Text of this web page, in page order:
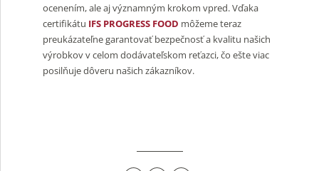
ocenením, ale aj významným krokom vpred. Vďaka
certifikátu IFS PROGRESS FOOD môžeme teraz
preukázateľne garantovať bezpečnosť a kvalitu našich
výrobkov v celom dodávateľskom reťazci, čo ešte viac
posilňuje dôveru našich zákazníkov.